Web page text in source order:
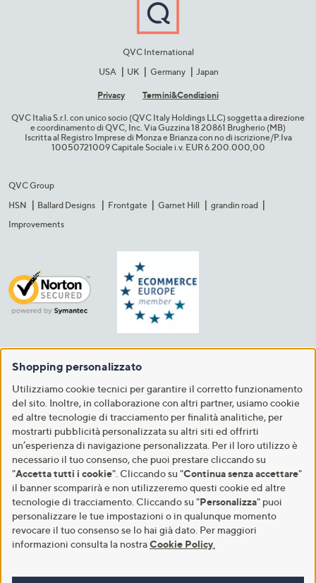
QVC International
USA
UK Germany Japan
Privacy Termini&C​ondizioni
QVC Italia S.r.l. con unico socio (QVC Italy Holdings LLC) soggetta a direzione
e coordinamento di QVC, Inc. Via Guzzina 18 20861 Brugherio (MB)​
Iscritta al Registro Imprese di Monza e Brianza con no di iscrizione/P.Iva
10050721009 Capitale Sociale i.v. EUR 6.200.000,00​
QVC Group
HSN
Ballard Designs Frontgate Garnet Hill
grandin road
Improvements
Shopping personalizzato
Utilizziamo cookie tecnici per garantire il corretto funzionamento
del sito. Inoltre, in collaborazione con altri partner, usiamo cookie
ed altre tecnologie di tracciamento per finalità analitiche, per
mostrarti pubblicità personalizzata su altri siti ed offrirti
un’esperienza di navigazione personalizzata. Per il loro utilizzo è
necessario il tuo consenso, che puoi prestare cliccando su
"Accetta tutti i cookie". Cliccando su "Continua senza accettare"
il banner scomparirà e non utilizzeremo questi cookie ed altre
tecnologie di tracciamento. Cliccando su "Personalizza" puoi
personalizzare le tue impostazioni o in qualunque momento
revocare il tuo consenso se lo hai già dato. Per maggiori
informazioni consulta la nostraCookie Policy